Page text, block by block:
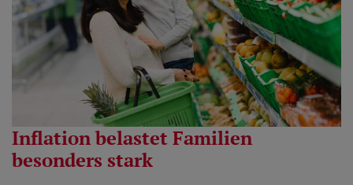
Inflation belastet Familien
besonders stark